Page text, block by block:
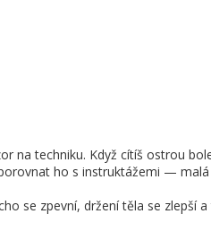
na techniku. Když cítíš ostrou
ho s instruktážemi —
se zpevní, držení těla se zlepší